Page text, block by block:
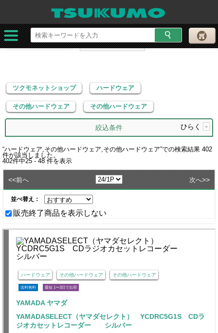
ツクモネットショップ
ハードウェア
その他ハードウェア
その他ハードウェア
ツクモネットショップ ハードウェア
その他ハードウェア その他ハードウェア
絞込条件 ひらく +
“ハードウェア,その他ハードウェア,その他ハードウェア”での検索結果 402
件が該当しました。
402件中25 - 48 件を表示
<<前へ 次へ>>
並べ替え：
販売終了商品を表示しない
ハードウェア その他ハードウェア その他ハードウェア
送料無料 最短 1〜3日で出荷
YAMADA ヤマダ
YAMADASELECT（ヤマダセレクト） YCDRC5G1S CDラ
ジオカセットレコーダー シルバー